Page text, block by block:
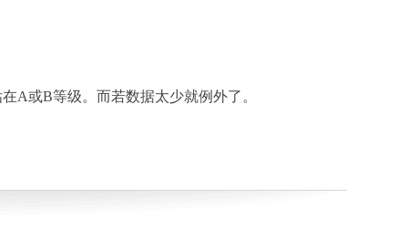
A或B等级。而若数据太少就例外了。